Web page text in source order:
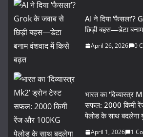
AI ने दिया
छिड़ी बहस—डेटा
April 26, 2026 0
भारत का ‘दिव्यास्त्र
सफल: 2000 किमी
पेलोड के साथ बदलेगा
April 1, 2026 1